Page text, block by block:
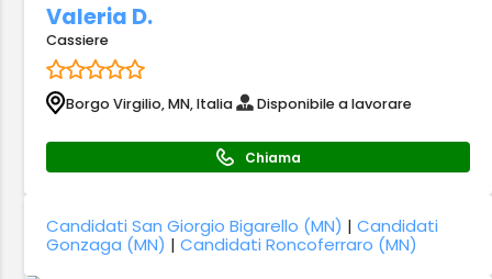
Valeria D.
Cassiere
Borgo Virgilio, MN, Italia Disponibile a lavorare
Chiama
Candidati San Giorgio Bigarello (MN) |Candidati
Gonzaga (MN) |Candidati Roncoferraro (MN)